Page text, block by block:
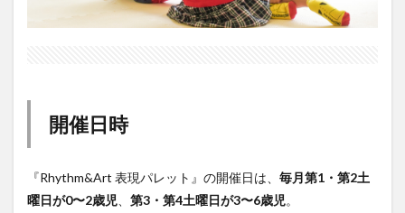
開催日時
『Rhythm&Art 表現パレット』の開催日は、 毎月第1・第2土
曜日が0〜2歳児
第3・第4土曜日が3〜6歳児。